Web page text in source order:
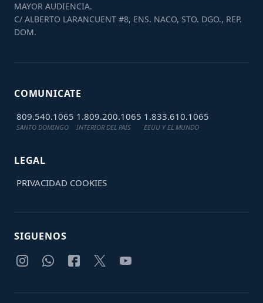
MAYOR AUDIENCIA.
C/ ALBERTO LARANCUENT #8, ENS. NACO, STO. DGO., REP.
DOM.
COMUNICATE
809.540.1065
SANTO DOMINGO
1.809.200.1065
INTERIOR DEL PAÍS
1.833.610.1065
EEUU Y EL MUNDO
LEGAL
PRIVACIDAD COOKIES
SIGUENOS